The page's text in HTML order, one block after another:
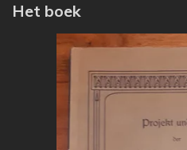
Het boek